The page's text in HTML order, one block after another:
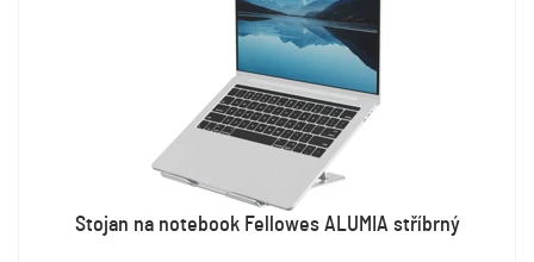
Stojan na notebook Fellowes ALUMIA stříbrný